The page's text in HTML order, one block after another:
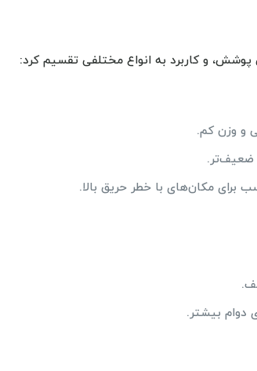
و کاربرد به انواع مختلفی تقسیم کرد:
و وزن کم.
برای مکان‌های با خطر حریق بالا.
دوام بیشتر.